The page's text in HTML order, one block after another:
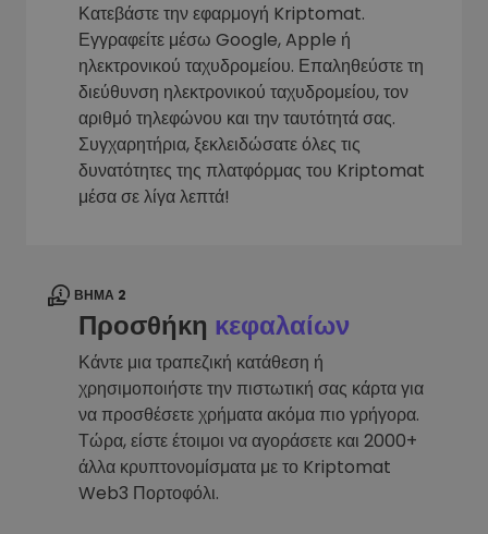
Κατεβάστε την εφαρμογή Kriptomat.
Εγγραφείτε μέσω Google, Apple ή
ηλεκτρονικού ταχυδρομείου. Επαληθεύστε τη
διεύθυνση ηλεκτρονικού ταχυδρομείου, τον
αριθμό τηλεφώνου και την ταυτότητά σας.
Συγχαρητήρια, ξεκλειδώσατε όλες τις
δυνατότητες της πλατφόρμας του Kriptomat
μέσα σε λίγα λεπτά!
ΒΉΜΑ 2
Προσθήκη κεφαλαίων
Κάντε μια τραπεζική κατάθεση ή
χρησιμοποιήστε την πιστωτική σας κάρτα για
να προσθέσετε χρήματα ακόμα πιο γρήγορα.
Τώρα, είστε έτοιμοι να αγοράσετε και 2000+
άλλα κρυπτονομίσματα με το Kriptomat
Web3 Πορτοφόλι.